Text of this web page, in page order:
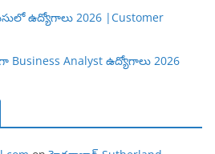
ఉద్యోగాలు 2026 |Customer
Analyst ఉద్యోగాలు 2026